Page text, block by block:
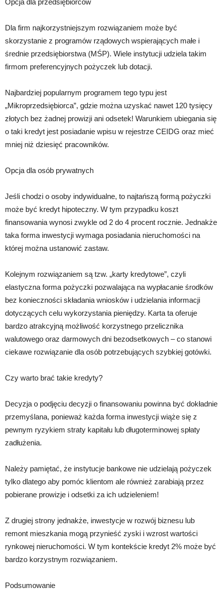
Opcja dla przedsiębiorców
Dla firm najkorzystniejszym rozwiązaniem może być
skorzystanie z programów rządowych wspierających małe i
średnie przedsiębiorstwa (MŚP). Wiele instytucji udziela takim
firmom preferencyjnych pożyczek lub dotacji.
Najbardziej popularnym programem tego typu jest
„Mikroprzedsiębiorca”, gdzie można uzyskać nawet 120 tysięcy
złotych bez żadnej prowizji ani odsetek! Warunkiem ubiegania się
o taki kredyt jest posiadanie wpisu w rejestrze CEIDG oraz mieć
mniej niż dziesięć pracowników.
Opcja dla osób prywatnych
Jeśli chodzi o osoby indywidualne, to najtańszą formą pożyczki
może być kredyt hipoteczny. W tym przypadku koszt
finansowania wynosi zwykle od 2 do 4 procent rocznie. Jednakże
taka forma inwestycji wymaga posiadania nieruchomości na
której można ustanowić zastaw.
Kolejnym rozwiązaniem są tzw. „karty kredytowe”, czyli
elastyczna forma pożyczki pozwalająca na wypłacanie środków
bez konieczności składania wniosków i udzielania informacji
dotyczących celu wykorzystania pieniędzy. Karta ta oferuje
bardzo atrakcyjną możliwość korzystnego przelicznika
walutowego oraz darmowych dni bezodsetkowych – co stanowi
ciekawe rozwiązanie dla osób potrzebujących szybkiej gotówki.
Czy warto brać takie kredyty?
Decyzja o podjęciu decyzji o finansowaniu powinna być dokładnie
przemyślana, ponieważ każda forma inwestycji wiąże się z
pewnym ryzykiem straty kapitału lub długoterminowej spłaty
zadłużenia.
Należy pamiętać, że instytucje bankowe nie udzielają pożyczek
tylko dlatego aby pomóc klientom ale również zarabiają przez
pobierane prowizje i odsetki za ich udzieleniem!
Z drugiej strony jednakże, inwestycje w rozwój biznesu lub
remont mieszkania mogą przynieść zyski i wzrost wartości
rynkowej nieruchomości. W tym kontekście kredyt 2% może być
bardzo korzystnym rozwiązaniem.
Podsumowanie